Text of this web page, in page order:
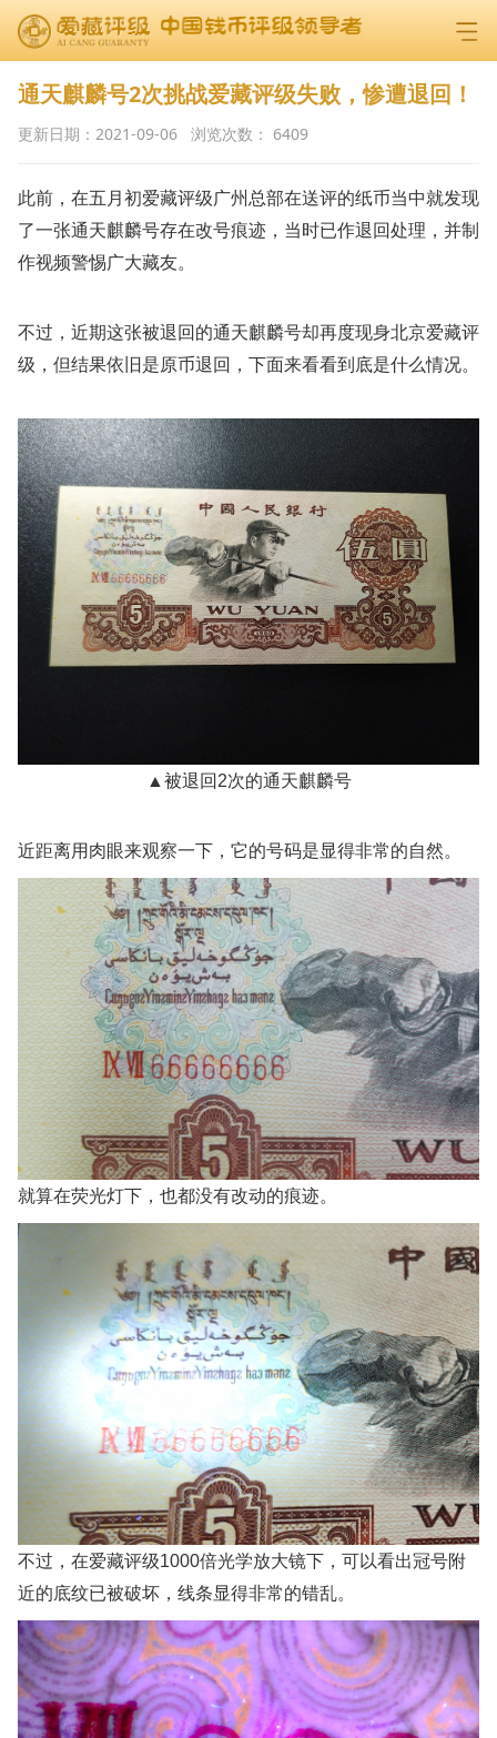
通天麒麟号2次挑战爱藏评级失败，惨遭退回！
更新日期： 2021-09-06 浏览次数： 6409
此前，在五月初爱藏评级广州总部在送评的纸币当中就发现
了一张通天麒麟号存在改号痕迹，当时已作退回处理，并制
作视频警惕广大藏友。
不过，近期这张被退回的通天麒麟号却再度现身北京爱藏评
级，但结果依旧是原币退回，下面来看看到底是什么情况。
▲被退回2次的通天麒麟号
近距离用肉眼来观察一下，它的号码是显得非常的自然。
就算在荧光灯下，也都没有改动的痕迹。
不过，在爱藏评级1000倍光学放大镜下，可以看出冠号附
近的底纹已被破坏，线条显得非常的错乱。